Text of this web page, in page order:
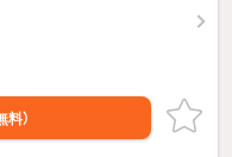
料）